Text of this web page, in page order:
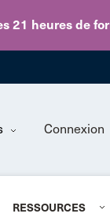
21 heures de
content
Connexion
RESSOURCES